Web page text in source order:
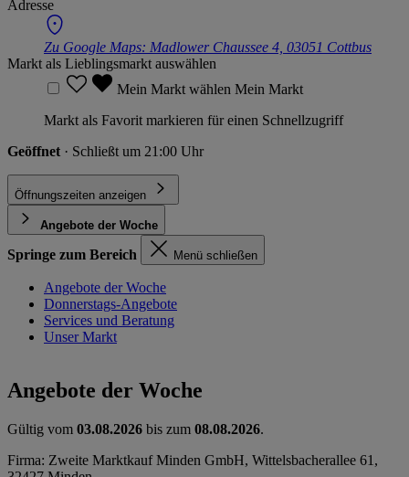
Adresse
Zu Google Maps: Madlower Chaussee 4, 03051 Cottbus
Markt als Lieblingsmarkt auswählen
Mein Markt wählen Mein Markt
Markt als Favorit markieren für einen Schnellzugriff
Geöffnet · Schließt um 21:00 Uhr
Öffnungszeiten anzeigen
Angebote der Woche
Springe zum Bereich Menü schließen
Angebote der Woche
Donnerstags-Angebote
Services und Beratung
Unser Markt
Angebote der Woche
Gültig vom 03.08.2026 bis zum 08.08.2026.
Firma: Zweite Marktkauf Minden GmbH, Wittelsbacherallee 61,